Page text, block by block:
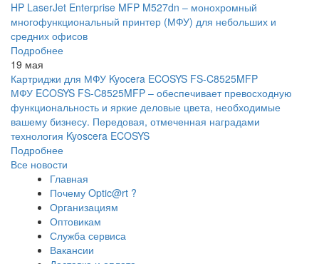
HP LaserJet Enterprise MFP M527dn – монохромный
многофункциональный принтер (МФУ) для небольших и
средних офисов
Подробнее
19 мая
Картриджи для МФУ Kyocera ECOSYS FS-C8525MFP
МФУ ECOSYS FS-C8525MFP – обеспечивает превосходную
функциональность и яркие деловые цвета, необходимые
вашему бизнесу. Передовая, отмеченная наградами
технология Kyoscera ECOSYS
Подробнее
Все новости
Главная
Почему Optic@rt ?
Организациям
Оптовикам
Служба сервиса
Вакансии